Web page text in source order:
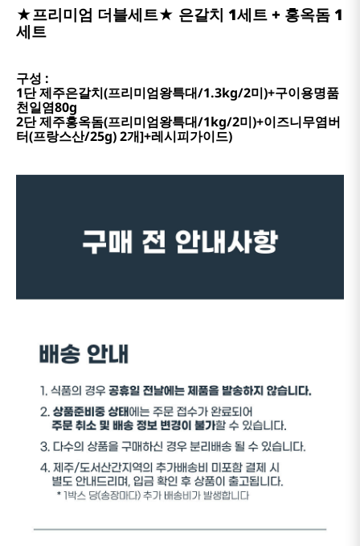
★프리미엄 더블세트★ 은갈치 1세트 + 홍옥돔 1
세트
구성 :
1단 제주은갈치(프리미엄왕특대/1.3kg/2미)+구이용명품
천일염80g
2단 제주홍옥돔(프리미엄왕특대/1kg/2미)+이즈니무염버
터(프랑스산/25g) 2개]+레시피가이드)